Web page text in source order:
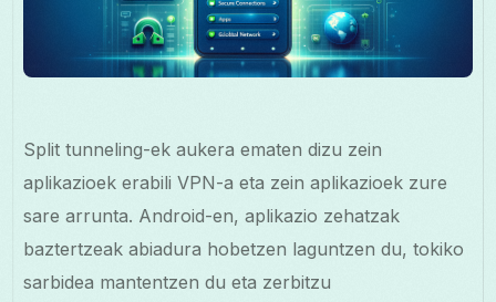
Split tunneling-ek aukera ematen dizu zein
aplikazioek erabili VPN-a eta zein aplikazioek zure
sare arrunta. Android-en, aplikazio zehatzak
baztertzeak abiadura hobetzen laguntzen du, tokiko
sarbidea mantentzen du eta zerbitzu